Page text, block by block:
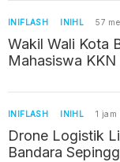
INIFLASH INIHL 57
Wakil Wali Kota
Mahasiswa
INIFLASH INIHL 1 jam
Drone Logistik
Bandara